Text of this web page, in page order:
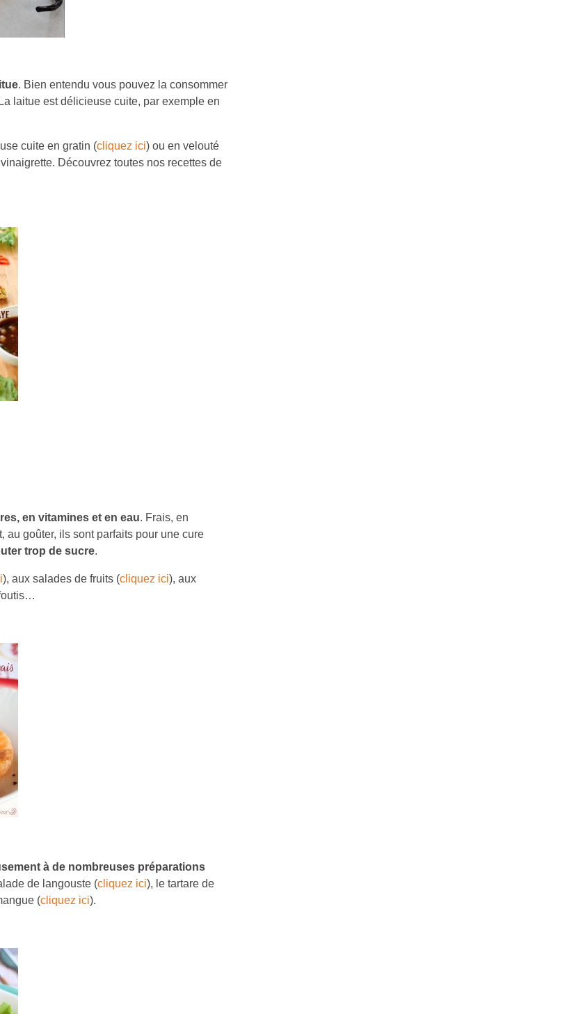
. Bien entendu vous pouvez la consommer
laitue est délicieuse cuite, par exemple en
cuite en gratin (cliquez ici) ou en velouté
Découvrez toutes nos recettes de
en vitamines et en eau. Frais, en
au goûter, ils sont parfaits pour une cure
trop de sucre.
), aux salades de fruits (cliquez ici), aux
à de nombreuses préparations
de langouste (cliquez ici), le tartare de
(cliquez ici).